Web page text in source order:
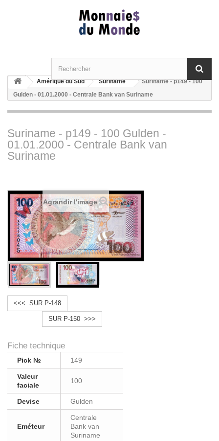
Amérique du Sud Suriname
Suriname - p149 - 100
Gulden - 01.01.2000 - Centrale Bank van Suriname
Suriname - p149 - 100 Gulden -
01.01.2000 - Centrale Bank van
Suriname
Agrandir l'image
<<< SUR P-148
SUR P-150 >>>
Fiche technique
Pick № 149
Valeur
faciale
100
Devise Gulden
Eméteur
Centrale
Bank van
Suriname